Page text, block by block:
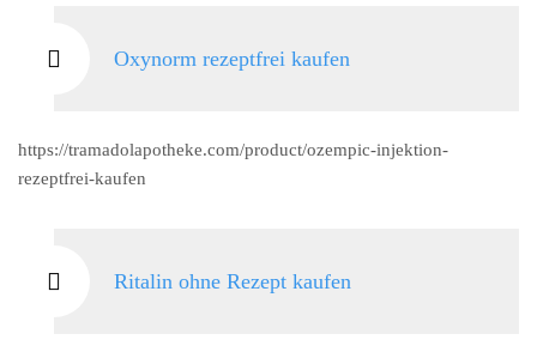
Oxynorm rezeptfrei kaufen
https://tramadolapotheke.com/product/ozempic-injektion-
rezeptfrei-kaufen
Ritalin ohne Rezept kaufen